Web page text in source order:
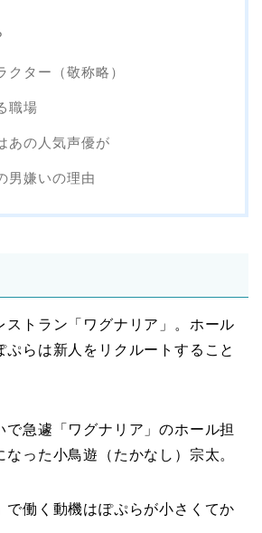
クター（敬称略）
職場
あの人気声優が
男嫌いの理由
ストラン「ワグナリア」。ホール
ぷらは新人をリクルートすること
で急遽「ワグナリア」のホール担
った小鳥遊（たかなし）宗太。
で働く動機はぽぷらが小さくてか